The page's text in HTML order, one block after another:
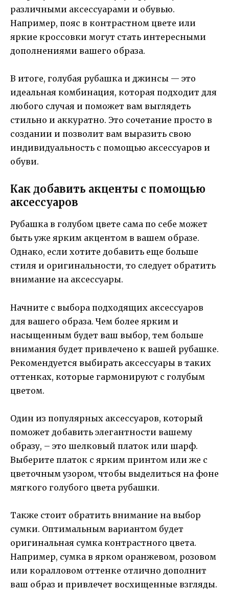
различными аксессуарами и обувью.
Например, пояс в контрастном цвете или
яркие кроссовки могут стать интересными
дополнениями вашего образа.
В итоге, голубая рубашка и джинсы — это
идеальная комбинация, которая подходит для
любого случая и поможет вам выглядеть
стильно и аккуратно. Это сочетание просто в
создании и позволит вам выразить свою
индивидуальность с помощью аксессуаров и
обуви.
Как добавить акценты с помощью
аксессуаров
Рубашка в голубом цвете сама по себе может
быть уже ярким акцентом в вашем образе.
Однако, если хотите добавить еще больше
стиля и оригинальности, то следует обратить
внимание на аксессуары.
Начните с выбора подходящих аксессуаров
для вашего образа. Чем более ярким и
насыщенным будет ваш выбор, тем больше
внимания будет привлечено к вашей рубашке.
Рекомендуется выбирать аксессуары в таких
оттенках, которые гармонируют с голубым
цветом.
Один из популярных аксессуаров, который
поможет добавить элегантности вашему
образу, – это шелковый платок или шарф.
Выберите платок с ярким принтом или же с
цветочным узором, чтобы выделиться на фоне
мягкого голубого цвета рубашки.
Также стоит обратить внимание на выбор
сумки. Оптимальным вариантом будет
оригинальная сумка контрастного цвета.
Например, сумка в ярком оранжевом, розовом
или коралловом оттенке отлично дополнит
ваш образ и привлечет восхищенные взгляды.